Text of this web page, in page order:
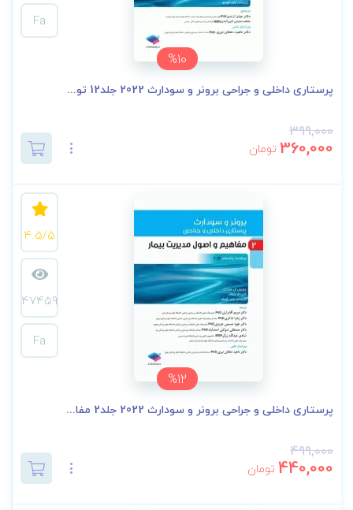
%10
Fa
پرستاری داخلی و جراحی برونر و سودارث 2022 جلد12 تو...
399,000
360,000 تومان
%12
4.5/5
47459
Fa
پرستاری داخلی و جراحی برونر و سودارث 2022 جلد2 مفا...
499,000
440,000 تومان